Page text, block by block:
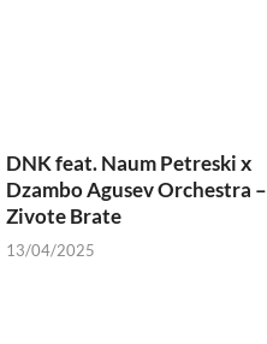
DNK feat. Naum Petreski х
Dzambo Agusev Orchestra –
Zivote Brate
13/04/2025